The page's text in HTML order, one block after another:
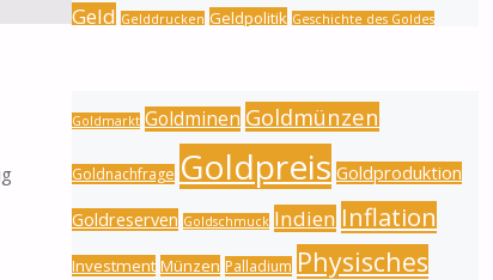
Geld Gelddrucken Geldpolitik Geschichte des Goldes
Goldmarkt Goldminen Goldmünzen
Goldnachfrage Goldpreis Goldproduktion
Goldreserven Goldschmuck Indien Inflation
Investment Münzen Palladium Physisches